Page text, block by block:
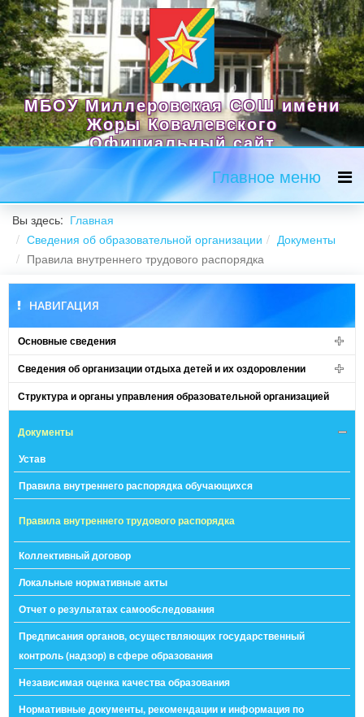
МБОУ Миллеровская СОШ имени
Жоры Ковалевского
Официальный сайт
Главное меню
Вы здесь: Главная
Сведения об образовательной организации
Документы
Правила внутреннего трудового распорядка
НАВИГАЦИЯ
Основные сведения
Сведения об организации отдыха детей и их оздоровлении
Структура и органы управления образовательной организацией
Документы
Устав
Правила внутреннего распорядка обучающихся
Правила внутреннего трудового распорядка
Коллективный договор
Локальные нормативные акты
Отчет о результатах самообследования
Предписания органов, осуществляющих государственный
контроль (надзор) в сфере образования
Независимая оценка качества образования
Нормативные документы, рекомендации и информация по